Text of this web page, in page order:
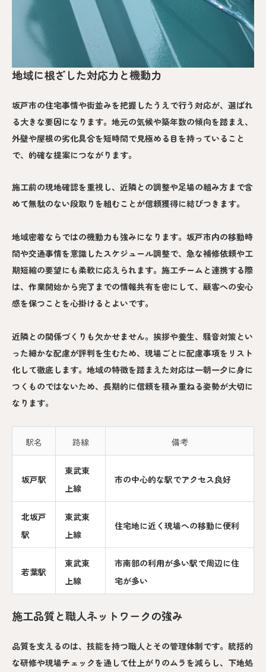
地域に根ざした対応力と機動力
坂戸市の住宅事情や街並みを把握したうえで行う対応が、選ばれ
る大きな要因になります。地元の気候や築年数の傾向を踏まえ、
外壁や屋根の劣化具合を短時間で見極める目を持っていること
で、的確な提案につながります。
施工前の現地確認を重視し、近隣との調整や足場の組み方まで含
めて無駄のない段取りを組むことが信頼獲得に結びつきます。
地域密着ならではの機動力も強みになります。坂戸市内の移動時
間や交通事情を意識したスケジュール調整で、急な補修依頼や工
期短縮の要望にも柔軟に応えられます。施工チームと連携する際
は、作業開始から完了までの情報共有を密にして、顧客への安心
感を保つことを心掛けるとよいです。
近隣との関係づくりも欠かせません。挨拶や養生、騒音対策とい
った細かな配慮が評判を生むため、現場ごとに配慮事項をリスト
化して徹底します。地域の特徴を踏まえた対応は一朝一夕に身に
つくものではないため、長期的に信頼を積み重ねる姿勢が大切に
なります。
駅名 路線 備考
坂戸駅
東武東
上線
市の中心的な駅でアクセス良好
北坂戸
駅
東武東
上線
住宅地に近く現場への移動に便利
若葉駅
東武東
上線
市南部の利用が多い駅で周辺に住
宅が多い
施工品質と職人ネットワークの強み
品質を支えるのは、技能を持つ職人とその管理体制です。統括的
な研修や現場チェックを通して仕上がりのムラを減らし、下地処